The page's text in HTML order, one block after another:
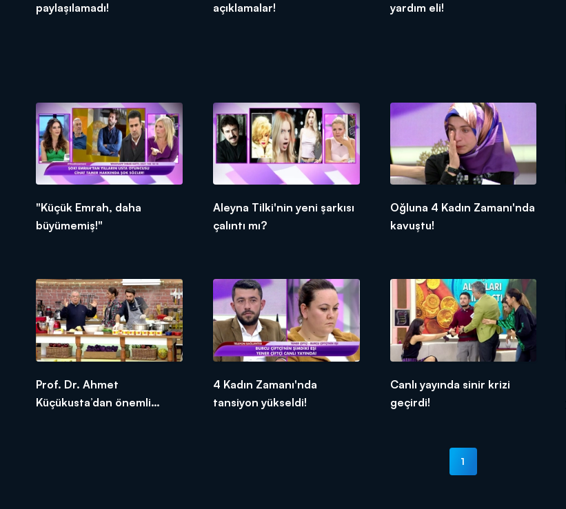
paylaşılamadı!
açıklamalar!
yardım eli!
"Küçük Emrah, daha
büyümemiş!"
Aleyna Tilki'nin yeni şarkısı
çalıntı mı?
Oğluna 4 Kadın Zamanı'nda
kavuştu!
Prof. Dr. Ahmet
Küçükusta’dan önemli
4 Kadın Zamanı'nda
tansiyon yükseldi!
Canlı yayında sinir krizi
geçirdi!
1